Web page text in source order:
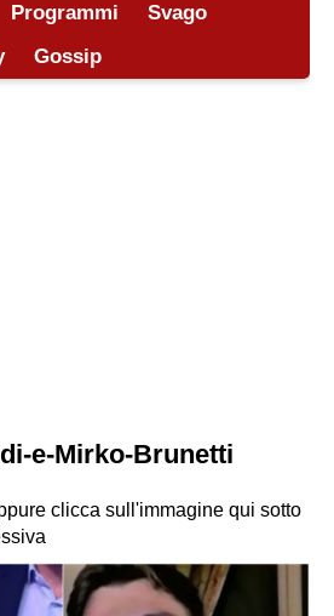
Programmi
Svago
Gossip
e-Mirko-Brunetti
clicca sull'immagine qui sotto